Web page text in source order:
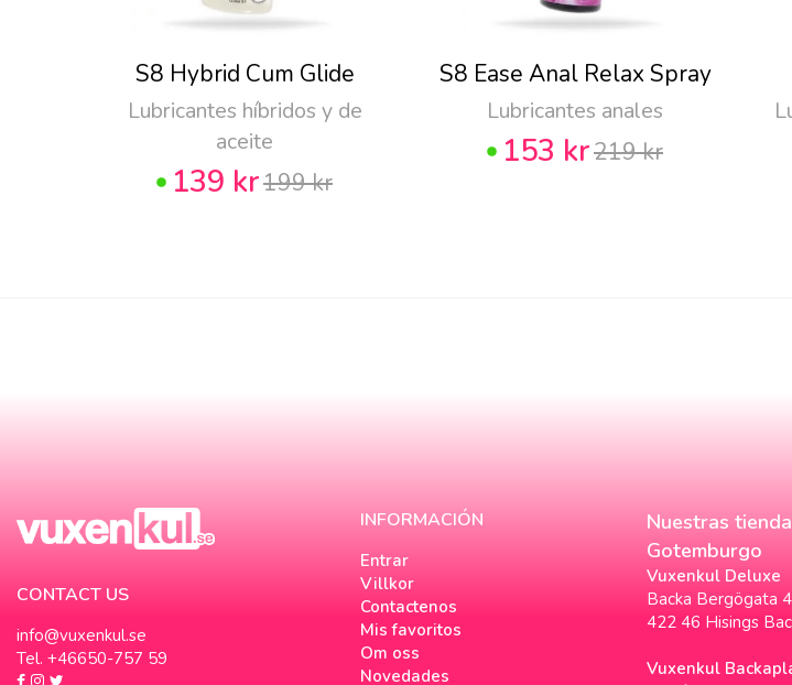
S8 Hybrid Cum Glide
Lubricantes híbridos y de
aceite
139 kr199 kr
S8 Ease Anal Relax Spray
Lubricantes anales
153 kr219 kr
CONTACT US
info@vuxenkul.se
Tel. +46650-757 59
INFORMACIÓN
Entrar
Villkor
Contactenos
Mis favoritos
Om oss
Novedades
Nuestras
Gotemburgo
Vuxenkul Deluxe
Backa Bergögata 4
422 46 Hisings
Vuxenkul